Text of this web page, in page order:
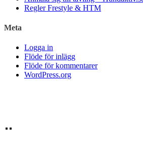
Regler Frestyle & HTM
Meta
Logga in
Flöde för inlägg
Flöde för kommentarer
WordPress.org